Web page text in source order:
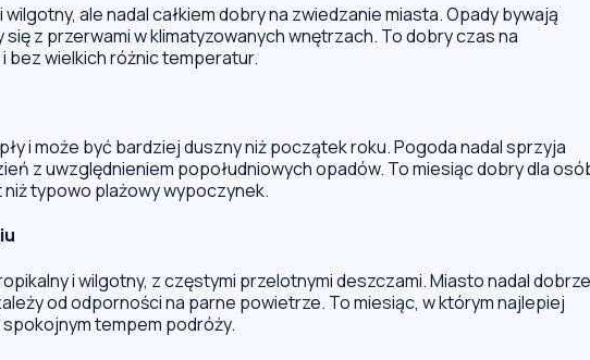
ale nadal całkiem dobry na zwiedzanie miasta. Opady bywają
z przerwami w klimatyzowanych wnętrzach. To dobry czas na
bez wielkich różnic temperatur.
i może być bardziej duszny niż początek roku. Pogoda nadal sprzyja
z uwzględnieniem popołudniowych opadów. To miesiąc dobry dla
typowo plażowy wypoczynek.
i wilgotny, z częstymi przelotnymi deszczami. Miasto nadal dobrze
od odporności na parne powietrze. To miesiąc, w którym najlepiej
tempem podróży.